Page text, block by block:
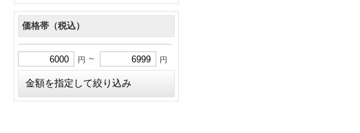
価格帯（税込）
円 ～ 円